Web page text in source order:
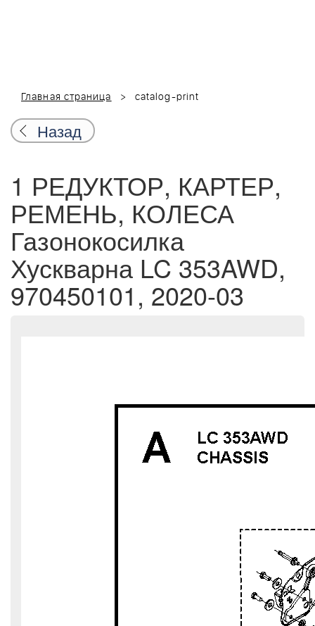
Главная страница catalog-print
Назад
1 РЕДУКТОР, КАРТЕР,
РЕМЕНЬ, КОЛЕСА
Газонокосилка
Хускварна LC 353AWD,
970450101, 2020-03